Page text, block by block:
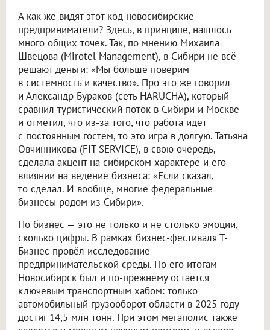
А как же видят этот код новосибирские
предприниматели? Здесь, в принципе, нашлось
много общих точек. Так, по мнению Михаила
Швецова (Mirotel Management), в Сибири не всё
решают деньги: «Мы больше поверим
в системность и качество». Про это же говорил
и Александр Бураков (сеть HARUCHA), который
сравнил туристический поток в Сибири и Москве
и отметил, что из-за того, что работа идёт
с постоянным гостем, то это игра в долгую. Татьяна
Овчинникова (FIT SERVICE), в свою очередь,
сделала акцент на сибирском характере и его
влиянии на ведение бизнеса: «Если сказал,
то сделал. И вообще, многие федеральные
бизнесы родом из Сибири».
Но бизнес — это не только и не столько эмоции,
сколько цифры. В рамках бизнес-фестиваля Т-
Бизнес провёл исследование
предпринимательской среды. По его итогам
Новосибирск был и по-прежнему остаётся
ключевым транспортным хабом: только
автомобильный грузооборот области в 2025 году
достиг 14,5 млн тонн. При этом мегаполис также